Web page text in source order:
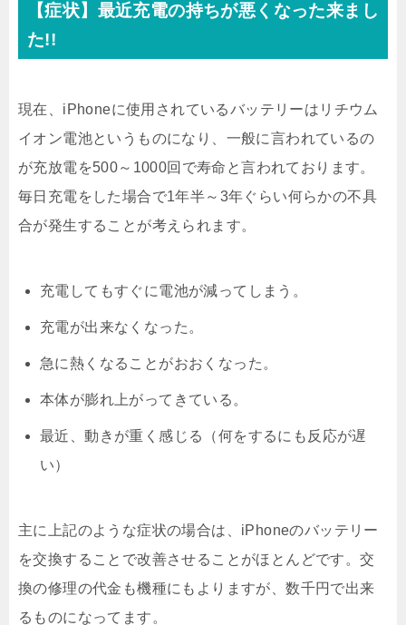
【症状】最近充電の持ちが悪くなった来まし
た!!
現在、iPhoneに使用されているバッテリーはリチウム
イオン電池というものになり、一般に言われているの
が充放電を500～1000回で寿命と言われております。
毎日充電をした場合で1年半～3年ぐらい何らかの不具
合が発生することが考えられます。
充電してもすぐに電池が減ってしまう。
充電が出来なくなった。
急に熱くなることがおおくなった。
本体が膨れ上がってきている。
最近、動きが重く感じる（何をするにも反応が遅
い）
主に上記のような症状の場合は、iPhoneのバッテリー
を交換することで改善させることがほとんどです。交
換の修理の代金も機種にもよりますが、数千円で出来
るものになってます。